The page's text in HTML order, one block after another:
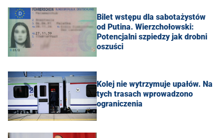
Bilet wstępu dla sabotażystów
od Putina. Wierzchołowski:
Potencjalni szpiedzy jak drobni
oszuści
Kolej nie wytrzymuje upałów. Na
tych trasach wprowadzono
ograniczenia